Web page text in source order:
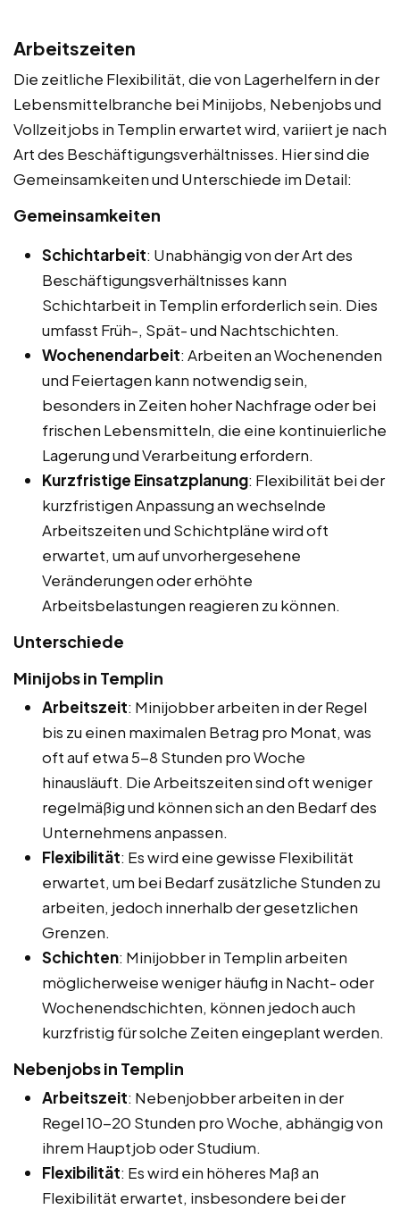
Arbeitszeiten
Die zeitliche Flexibilität, die von Lagerhelfern in der
Lebensmittelbranche bei Minijobs, Nebenjobs und
Vollzeitjobs in Templin erwartet wird, variiert je nach
Art des Beschäftigungsverhältnisses. Hier sind die
Gemeinsamkeiten und Unterschiede im Detail:
Gemeinsamkeiten
Schichtarbeit: Unabhängig von der Art des
Beschäftigungsverhältnisses kann
Schichtarbeit in Templin erforderlich sein. Dies
umfasst Früh-, Spät- und Nachtschichten.
Wochenendarbeit: Arbeiten an Wochenenden
und Feiertagen kann notwendig sein,
besonders in Zeiten hoher Nachfrage oder bei
frischen Lebensmitteln, die eine kontinuierliche
Lagerung und Verarbeitung erfordern.
Kurzfristige Einsatzplanung: Flexibilität bei der
kurzfristigen Anpassung an wechselnde
Arbeitszeiten und Schichtpläne wird oft
erwartet, um auf unvorhergesehene
Veränderungen oder erhöhte
Arbeitsbelastungen reagieren zu können.
Unterschiede
Minijobs in Templin
Arbeitszeit: Minijobber arbeiten in der Regel
bis zu einen maximalen Betrag pro Monat, was
oft auf etwa 5-8 Stunden pro Woche
hinausläuft. Die Arbeitszeiten sind oft weniger
regelmäßig und können sich an den Bedarf des
Unternehmens anpassen.
Flexibilität: Es wird eine gewisse Flexibilität
erwartet, um bei Bedarf zusätzliche Stunden zu
arbeiten, jedoch innerhalb der gesetzlichen
Grenzen.
Schichten: Minijobber in Templin arbeiten
möglicherweise weniger häufig in Nacht- oder
Wochenendschichten, können jedoch auch
kurzfristig für solche Zeiten eingeplant werden.
Nebenjobs in Templin
Arbeitszeit: Nebenjobber arbeiten in der
Regel 10-20 Stunden pro Woche, abhängig von
ihrem Hauptjob oder Studium.
Flexibilität: Es wird ein höheres Maß an
Flexibilität erwartet, insbesondere bei der